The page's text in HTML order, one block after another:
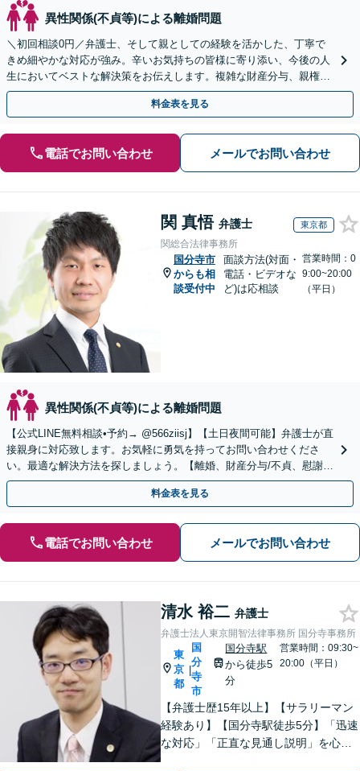
異性関係(不貞等)による離婚問題
＼初回相談0円／弁護士、そして親としての経験を活かした、丁寧で
きめ細やかな対応が強み。辛いお気持ちの皆様に寄り添い、今後の人
生においてベストな解決策をお伝えします。複雑な財産分与、親権問
題、養育費の交渉、国際離婚などが得意です【日英対応◎】
料金表を見る
電話でお問い合わせ メールでお問い合わせ
関 真悟 弁護士 東京都
関総合法律事務所
国分寺市
からも相
談受付中
面談方法(対面・
電話・ビデオな
ど)は応相談
営業時間：0
9:00~20:00
（平日）
異性関係(不貞等)による離婚問題
【公式LINE無料相談•予約→ @566ziisj】【土日夜間可能】弁護士が直
接親身に対応致します。お気軽に勇気を持ってお問い合わせくださ
い。最適な解決方法を探しましょう。【離婚、財産分与/不貞、慰謝
料/復縁/愛人契約】
料金表を見る
電話でお問い合わせ メールでお問い合わせ
清水 裕二 弁護士
弁護士法人東京開智法律事務所 国分寺事務所
東
京
都
|
国
分
寺
市
国分寺駅
から徒歩5
分
営業時間：09:30~
20:00（平日）
【弁護士歴15年以上】【サラリーマン
経験あり】【国分寺駅徒歩5分】「迅速
な対応」「正直な見通し説明」を心が